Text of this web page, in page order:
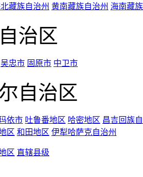
藏族自治州 黄南藏族自治州 海南藏
治区
吴忠市 固原市 中卫市
自治区
依市 吐鲁番地区 哈密地区 昌吉回族
区 和田地区 伊犁哈萨克自治州
区 直辖县级